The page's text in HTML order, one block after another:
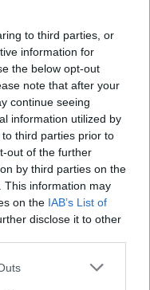
to third parties, or
information for
the below opt-out
note that after your
continue seeing
information utilized by
third parties prior to
out of the further
by third parties on the
This information may
on the IAB’s List of
disclose it to other
one or more Google